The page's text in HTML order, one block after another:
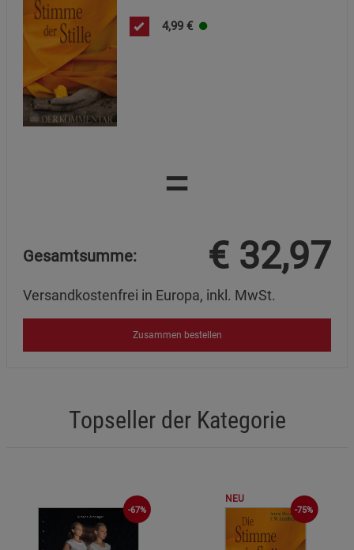
4,99 €
=
Gesamtsumme: € 32,97
Versandkostenfrei in Europa, inkl. MwSt.
Zusammen bestellen
Topseller der Kategorie
-67%
NEU
-75%